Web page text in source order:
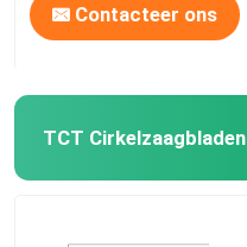
Contacteer ons
TCT Cirkelzaagbladen